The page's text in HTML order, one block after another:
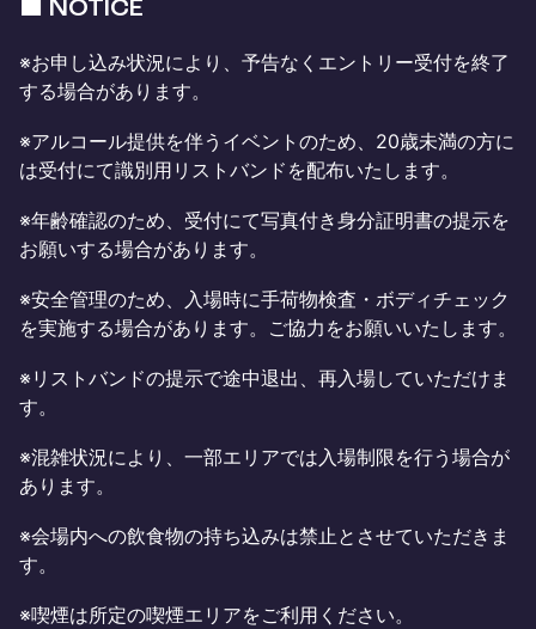
■ NOTICE
※お申し込み状況により、予告なくエントリー受付を終了
する場合があります。
※アルコール提供を伴うイベントのため、20歳未満の方に
は受付にて識別用リストバンドを配布いたします。
※年齢確認のため、受付にて写真付き身分証明書の提示を
お願いする場合があります。
※安全管理のため、入場時に手荷物検査・ボディチェック
を実施する場合があります。ご協力をお願いいたします。
※リストバンドの提示で途中退出、再入場していただけま
す。
※混雑状況により、一部エリアでは入場制限を行う場合が
あります。
※会場内への飲食物の持ち込みは禁止とさせていただきま
す。
※喫煙は所定の喫煙エリアをご利用ください。